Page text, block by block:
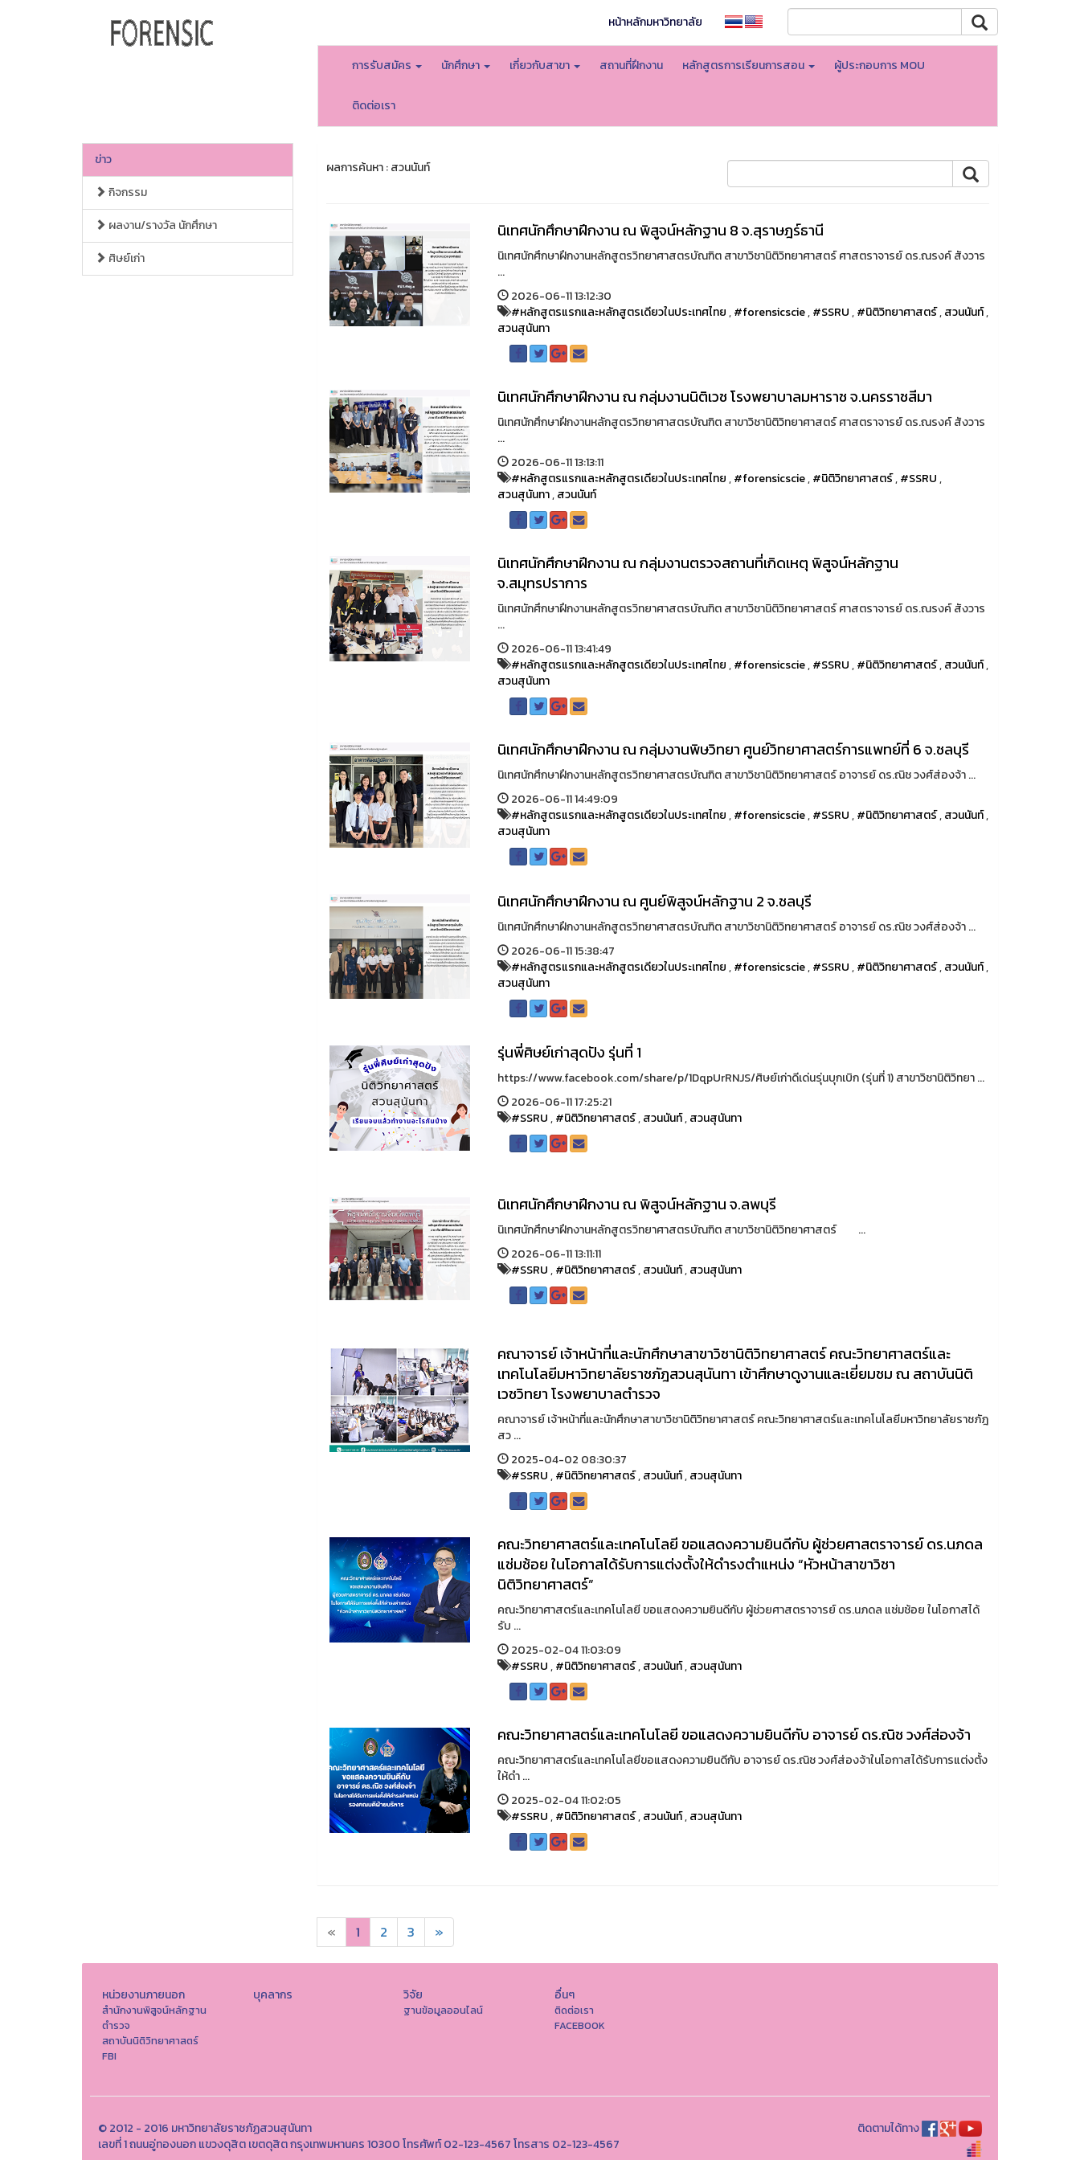
หน้าหลักมหาวิทยาลัย
การรับสมัคร นักศึกษา เกี่ยวกับสาขา สถานที่ฝึกงาน หลักสูตรการเรียนการสอน ผู้ประกอบการ MOU
ติดต่อเรา
ข่าว
กิจกรรม
ผลงาน/รางวัล นักศึกษา
ศิษย์เก่า
ผลการค้นหา : สวนนันท์
นิเทศนักศึกษาฝึกงาน ณ พิสูจน์หลักฐาน 8 จ.สุราษฎร์ธานี
นิเทศนักศึกษาฝึกงานหลักสูตรวิทยาศาสตรบัณฑิต สาขาวิชานิติวิทยาศาสตร์ ศาสตราจารย์ ดร.ณรงค์ สังวาร
...
2026-06-11 13:12:30
#หลักสูตรแรกและหลักสูตรเดียวในประเทศไทย,#forensicscie,#SSRU,#นิติวิทยาศาสตร์,สวนนันท์,
สวนสุนันทา
นิเทศนักศึกษาฝึกงาน ณ กลุ่มงานนิติเวช โรงพยาบาลมหาราช จ.นครราชสีมา
นิเทศนักศึกษาฝึกงานหลักสูตรวิทยาศาสตรบัณฑิต สาขาวิชานิติวิทยาศาสตร์ ศาสตราจารย์ ดร.ณรงค์ สังวาร
...
2026-06-11 13:13:11
#หลักสูตรแรกและหลักสูตรเดียวในประเทศไทย,#forensicscie,#นิติวิทยาศาสตร์,#SSRU,
สวนสุนันทา,สวนนันท์
นิเทศนักศึกษาฝึกงาน ณ กลุ่มงานตรวจสถานที่เกิดเหตุ พิสูจน์หลักฐาน
จ.สมุทรปราการ
นิเทศนักศึกษาฝึกงานหลักสูตรวิทยาศาสตรบัณฑิต สาขาวิชานิติวิทยาศาสตร์ ศาสตราจารย์ ดร.ณรงค์ สังวาร
...
2026-06-11 13:41:49
#หลักสูตรแรกและหลักสูตรเดียวในประเทศไทย,#forensicscie,#SSRU,#นิติวิทยาศาสตร์,สวนนันท์,
สวนสุนันทา
นิเทศนักศึกษาฝึกงาน ณ กลุ่มงานพิษวิทยา ศูนย์วิทยาศาสตร์การแพทย์ที่ 6 จ.ชลบุรี
นิเทศนักศึกษาฝึกงานหลักสูตรวิทยาศาสตรบัณฑิต สาขาวิชานิติวิทยาศาสตร์ อาจารย์ ดร.ณิช วงศ์ส่องจ้า ...
2026-06-11 14:49:09
#หลักสูตรแรกและหลักสูตรเดียวในประเทศไทย,#forensicscie,#SSRU,#นิติวิทยาศาสตร์,สวนนันท์,
สวนสุนันทา
นิเทศนักศึกษาฝึกงาน ณ ศูนย์พิสูจน์หลักฐาน 2 จ.ชลบุรี
นิเทศนักศึกษาฝึกงานหลักสูตรวิทยาศาสตรบัณฑิต สาขาวิชานิติวิทยาศาสตร์ อาจารย์ ดร.ณิช วงศ์ส่องจ้า ...
2026-06-11 15:38:47
#หลักสูตรแรกและหลักสูตรเดียวในประเทศไทย,#forensicscie,#SSRU,#นิติวิทยาศาสตร์,สวนนันท์,
สวนสุนันทา
รุ่นพี่ศิษย์เก่าสุดปัง รุ่นที่ 1
https://www.facebook.com/share/p/1DqpUrRNJS/ศิษย์เก่าดีเด่นรุ่นบุกเบิก (รุ่นที่ 1) สาขาวิชานิติวิทยา ...
2026-06-11 17:25:21
#SSRU,#นิติวิทยาศาสตร์,สวนนันท์,สวนสุนันทา
นิเทศนักศึกษาฝึกงาน ณ พิสูจน์หลักฐาน จ.ลพบุรี
นิเทศนักศึกษาฝึกงานหลักสูตรวิทยาศาสตรบัณฑิต สาขาวิชานิติวิทยาศาสตร์ ...
2026-06-11 13:11:11
#SSRU,#นิติวิทยาศาสตร์,สวนนันท์,สวนสุนันทา
คณาจารย์ เจ้าหน้าที่และนักศึกษาสาขาวิชานิติวิทยาศาสตร์ คณะวิทยาศาสตร์และ
เทคโนโลยีมหาวิทยาลัยราชภัฎสวนสุนันทา เข้าศึกษาดูงานและเยี่ยมชม ณ สถาบันนิติ
เวชวิทยา โรงพยาบาลตำรวจ
คณาจารย์ เจ้าหน้าที่และนักศึกษาสาขาวิชานิติวิทยาศาสตร์ คณะวิทยาศาสตร์และเทคโนโลยีมหาวิทยาลัยราชภัฎ
สว ...
2025-04-02 08:30:37
#SSRU,#นิติวิทยาศาสตร์,สวนนันท์,สวนสุนันทา
คณะวิทยาศาสตร์และเทคโนโลยี ขอแสดงความยินดีกับ ผู้ช่วยศาสตราจารย์ ดร.นภดล
แช่มช้อย ในโอกาสได้รับการแต่งตั้งให้ดำรงตำแหน่ง “หัวหน้าสาขาวิชา
นิติวิทยาศาสตร์”
คณะวิทยาศาสตร์และเทคโนโลยี ขอแสดงความยินดีกับ ผู้ช่วยศาสตราจารย์ ดร.นภดล แช่มช้อย ในโอกาสได้
รับ ...
2025-02-04 11:03:09
#SSRU,#นิติวิทยาศาสตร์,สวนนันท์,สวนสุนันทา
คณะวิทยาศาสตร์และเทคโนโลยี ขอแสดงความยินดีกับ อาจารย์ ดร.ณิช วงศ์ส่องจ้า
คณะวิทยาศาสตร์และเทคโนโลยีขอแสดงความยินดีกับ อาจารย์ ดร.ณิช วงศ์ส่องจ้าในโอกาสได้รับการแต่งตั้ง
ให้ดำ ...
2025-02-04 11:02:05
#SSRU,#นิติวิทยาศาสตร์,สวนนันท์,สวนสุนันทา
« 1 2 3 »
หน่วยงานภายนอก
สำนักงานพิสูจน์หลักฐาน
ตำรวจ
สถาบันนิติวิทยาศาสตร์
FBI
บุคลากร วิจัย
ฐานข้อมูลออนไลน์
อื่นๆ
ติดต่อเรา
FACEBOOK
© 2012 - 2016 มหาวิทยาลัยราชภัฏสวนสุนันทา
เลขที่ 1 ถนนอู่ทองนอก แขวงดุสิต เขตดุสิต กรุงเทพมหานคร 10300 โทรศัพท์ 02-123-4567 โทรสาร 02-123-4567
ติดตามได้ทาง